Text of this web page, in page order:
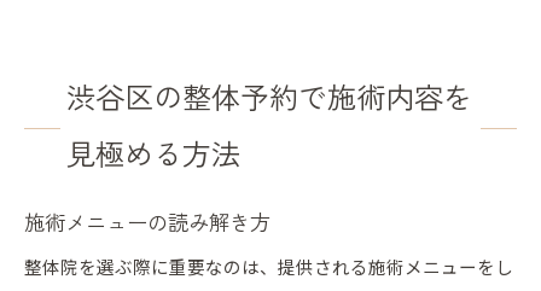
渋谷区の整体予約で施術内容を
見極める方法
施術メニューの読み解き方
整体院を選ぶ際に重要なのは、提供される施術メニューをし